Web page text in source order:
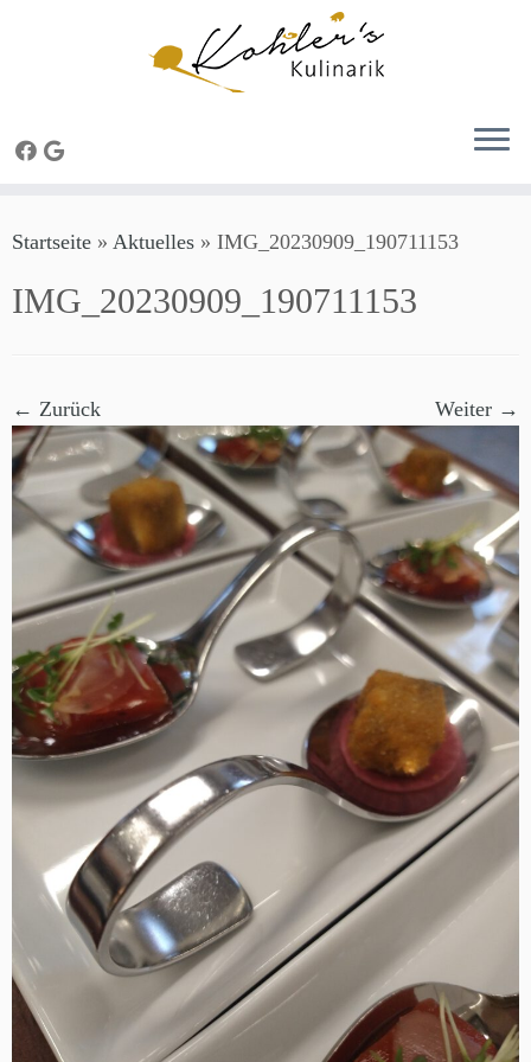
Inhalt
Startseite » Aktuelles » IMG_20230909_190711153
IMG_20230909_190711153
← Zurück Weiter →